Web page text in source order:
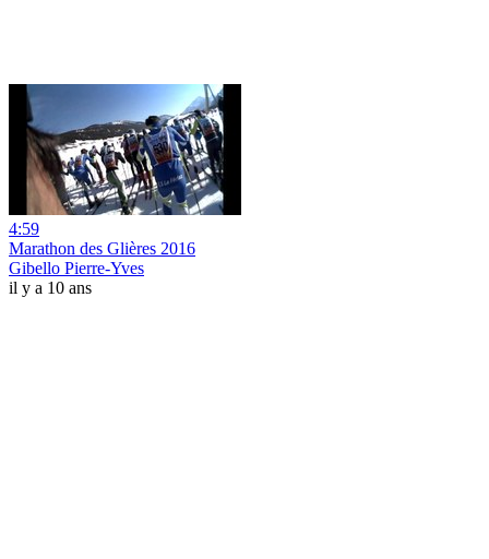
4:59
Marathon des Glières 2016
Gibello Pierre-Yves
il y a 10 ans